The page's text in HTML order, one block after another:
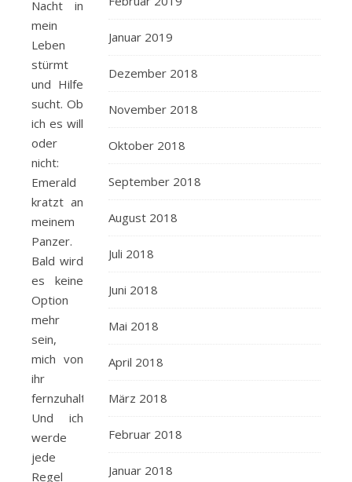
Nacht in
mein
Leben
stürmt
und Hilfe
sucht. Ob
ich es will
oder
nicht:
Emerald
kratzt an
meinem
Panzer.
Bald wird
es keine
Option
mehr
sein,
mich von
ihr
fernzuhalten.
Und ich
werde
jede
Regel
Januar 2019
Dezember 2018
November 2018
Oktober 2018
September 2018
August 2018
Juli 2018
Juni 2018
Mai 2018
April 2018
März 2018
Februar 2018
Januar 2018